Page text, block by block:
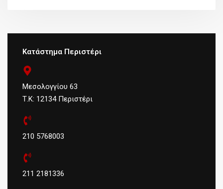
Κατάστημα Περιστέρι
Μεσολογγίου 63
Τ.Κ: 12134 Περιστέρι
210 5768003
211 2181336